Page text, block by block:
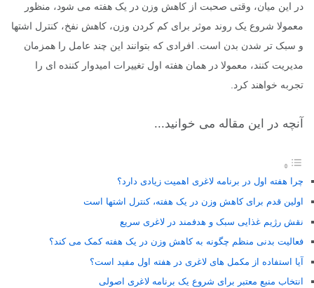
در این میان، وقتی صحبت از کاهش وزن در یک هفته می شود، منظور
معمولا شروع یک روند موثر برای کم کردن وزن، کاهش نفخ، کنترل اشتها
و سبک تر شدن بدن است. افرادی که بتوانند این چند عامل را همزمان
مدیریت کنند، معمولا در همان هفته اول تغییرات امیدوار کننده ای را
تجربه خواهند کرد.
آنچه در این مقاله می خوانید...
چرا هفته اول در برنامه لاغری اهمیت زیادی دارد؟
اولین قدم برای کاهش وزن در یک هفته، کنترل اشتها است
نقش رژیم غذایی سبک و هدفمند در لاغری سریع
فعالیت بدنی منظم چگونه به کاهش وزن در یک هفته کمک می کند؟
آیا استفاده از مکمل های لاغری در هفته اول مفید است؟
انتخاب منبع معتبر برای شروع یک برنامه لاغری اصولی